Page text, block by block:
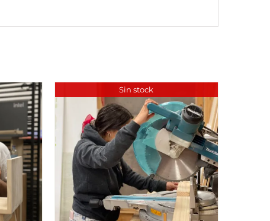
Sin stock